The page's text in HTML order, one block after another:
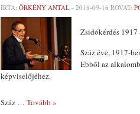
ÍRTA: ÖRKÉNY ANTAL - 2018-09-16 ROVAT:
Zsidókérdés 1917
Száz éve, 1917-
Ebből az
képviselőjéhez.
Száz … Tovább »